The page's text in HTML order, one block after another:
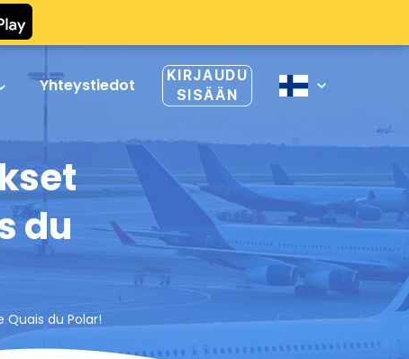
Yhteystiedot
KIRJAUDU
SISÄÄN
du
Quais du Polar!